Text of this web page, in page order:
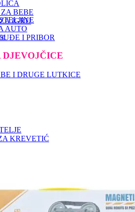
BEBE
IGRU
AUTO
I PRIBOR
I DRUGE LUTKICE
KREVETIĆ